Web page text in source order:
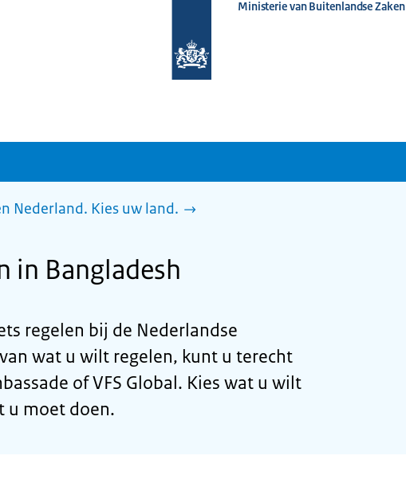
homepage
Ministerie van Buitenlandse Zaken
Nederland. Kies uw land.
in Bangladesh
regelen bij de Nederlandse
wat u wilt regelen, kunt u terecht
of VFS Global. Kies wat u wilt
u moet doen.